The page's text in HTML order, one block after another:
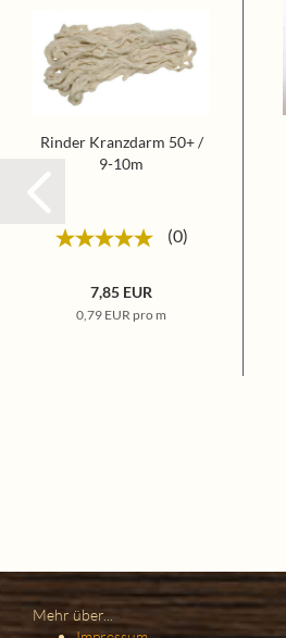
Rinder Kranzdarm 50+ /
9-10m
0
7,85 EUR
0,79 EUR pro m
Mehr über...